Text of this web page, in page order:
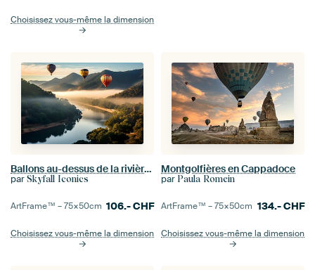
Choisissez vous-même la dimension
Ballons au-dessus de la rivière au matin
par Skyfall Iconics
ArtFrame™ –75×50cm 106.-CHF
Choisissez vous-même la dimension
Montgolfières en Cappadoce
par Paula Romein
ArtFrame™ –75×50cm 134.-CHF
Choisissez vous-même la dimension